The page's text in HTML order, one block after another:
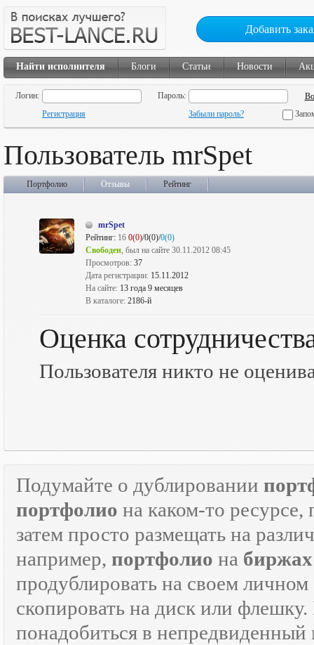
Добавить
Найти исполнителя Блоги Статьи Новости
Логин:
Пароль:
Регистрация
Забыли пароль?
Пользователь mrSpet
Портфолио Отзывы Рейтинг
mrSpet
Рейтинг: 16 0(0)/0(0)/0(0)
Свободен, был на сайте 30.11.2012 08:45
Просмотров: 37
Дата регистрации: 15.11.2012
На сайте: 13 года 9 месяцев
В каталоге: 2186-й
Оценка
Пользователя никто не
Подумайте о дублировании
портфолио на каком-то ресурсе,
затем просто размещать на
например, портфолио на
продублировать на своем
скопировать на диск или
понадобиться в непредвиденный